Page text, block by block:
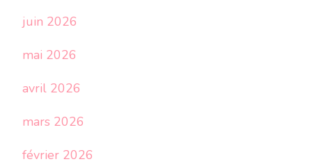
juin 2026
mai 2026
avril 2026
mars 2026
février 2026